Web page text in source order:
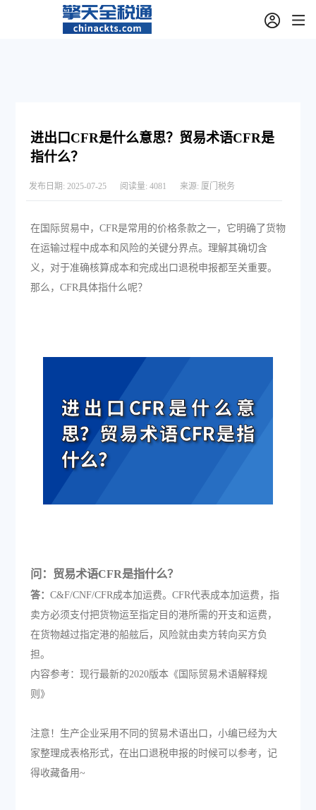
进出口CFR是什么意思？贸易术语CFR是
指什么？
发布日期: 2025-07-25 阅读量: 4081 来源: 厦门税务
在国际贸易中，CFR是常用的价格条款之一，它明确了货物
在运输过程中成本和风险的关键分界点。理解其确切含
义，对于准确核算成本和完成出口退税申报都至关重要。
那么，CFR具体指什么呢？
问：贸易术语CFR是指什么？
答： C&F/CNF/CFR成本加运费。CFR代表成本加运费，指
卖方必须支付把货物运至指定目的港所需的开支和运费，
在货物越过指定港的船舷后，风险就由卖方转向买方负
担。
内容参考：现行最新的2020版本《国际贸易术语解释规
则》
注意！生产企业采用不同的贸易术语出口，小编已经为大
家整理成表格形式，在出口退税申报的时候可以参考，记
得收藏备用~